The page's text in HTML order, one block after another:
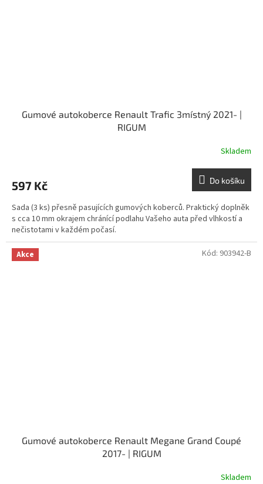
Gumové autokoberce Renault Trafic 3místný 2021- |
RIGUM
Skladem
597 Kč Do košíku
Sada (3 ks) přesně pasujících gumových koberců. Praktický doplněk
s cca 10 mm okrajem chránící podlahu Vašeho auta před vlhkostí a
nečistotami v každém počasí.
Akce
Gumové autokoberce Renault Megane Grand Coupé
2017- | RIGUM
Skladem
Kód: 903942-B